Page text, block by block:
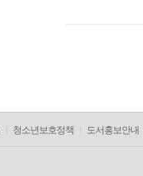
청소년보호정책 도서홍보안내